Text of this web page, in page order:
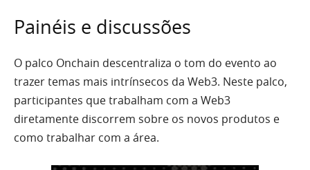
Painéis e discussões
O palco Onchain descentraliza o tom do evento ao
trazer temas mais intrínsecos da Web3. Neste palco,
participantes que trabalham com a Web3
diretamente discorrem sobre os novos produtos e
como trabalhar com a área.